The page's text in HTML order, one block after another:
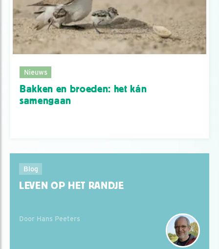
Nieuws
Bakken en broeden: het kán
samengaan
Blog
LEVEN OP HET RANDJE
Door Hans Peeters